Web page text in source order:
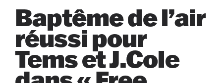
Baptême de l’air
réussi pour
Tems et J.Cole